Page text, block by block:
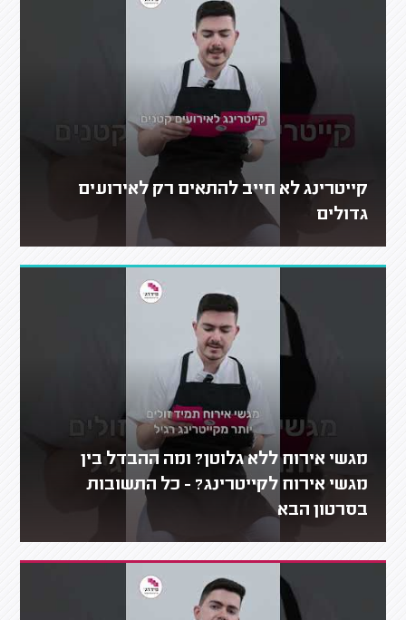
קייטרינג לא חייב להתאים רק לאירועים
גדולים
מגשי אירוח ללא גלוטן? ומה ההבדל בין
מגשי אירוח לקייטרינג? - כל התשובות
בסרטון הבא